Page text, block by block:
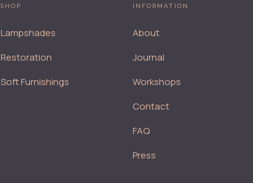
SHOP
Lampshades
Restoration
Soft Furnishings
INFORMATION
About
Journal
Workshops
Contact
FAQ
Press